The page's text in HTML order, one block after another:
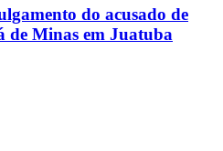
do acusado de
de Minas em Juatuba